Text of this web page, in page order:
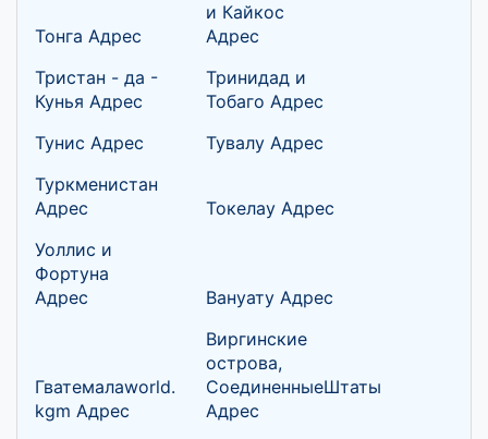
Тонга Адрес
и Кайкос
Адрес
Тристан - да -
Кунья Адрес
Тринидад и
Тобаго Адрес
Тунис Адрес
Тувалу Адрес
Туркменистан
Адрес
Токелау Адрес
Уоллис и
Фортуна
Адрес
Вануату Адрес
Гватемалаworld.
kgm Адрес
Виргинские
острова,
СоединенныеШтаты
Адрес